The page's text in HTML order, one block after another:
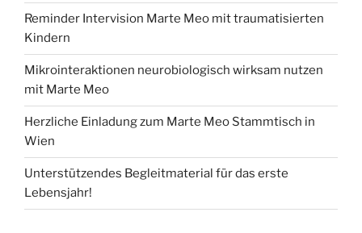
Reminder Intervision Marte Meo mit traumatisierten
Kindern
Mikrointeraktionen neurobiologisch wirksam nutzen
mit Marte Meo
Herzliche Einladung zum Marte Meo Stammtisch in
Wien
Unterstützendes Begleitmaterial für das erste
Lebensjahr!